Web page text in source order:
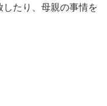
たり、母親の事情を